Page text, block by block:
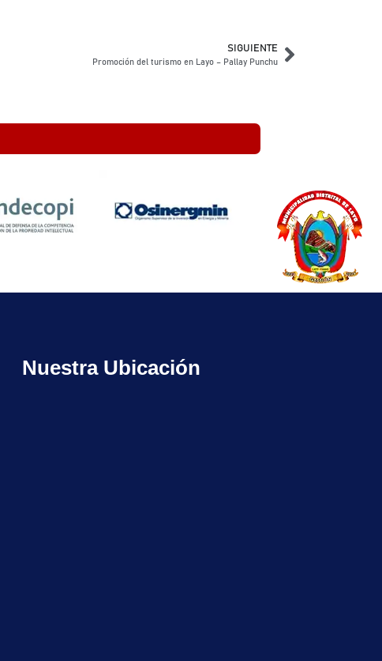
SIGUIENTE
Promoción del turismo en Layo – Pallay Punchu
Nuestra Ubicación